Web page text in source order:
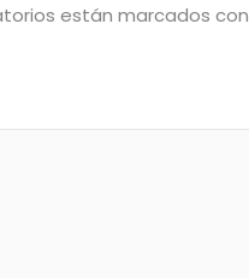
están marcados con